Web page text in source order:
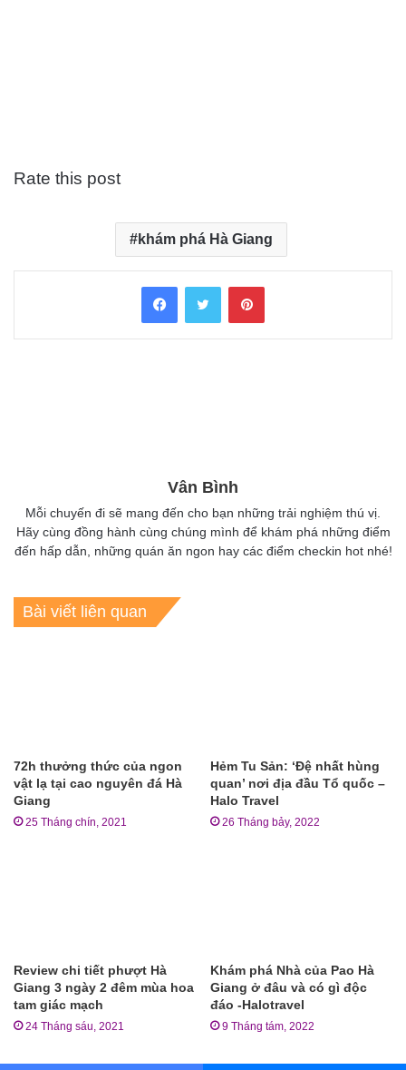
Rate this post
khám phá Hà Giang
FacebookTwitter Pinterest
Vân Bình
Mỗi chuyến đi sẽ mang đến cho bạn những trải nghiệm thú vị.
Hãy cùng đồng hành cùng chúng mình để khám phá những điểm
đến hấp dẫn, những quán ăn ngon hay các điểm checkin hot nhé!
Bài viết liên quan
72h thưởng thức của ngon
vật lạ tại cao nguyên đá Hà
Giang
25 Tháng chín, 2021
Hẻm Tu Sản: ‘Đệ nhất hùng
quan’ nơi địa đầu Tổ quốc –
Halo Travel
26 Tháng bảy, 2022
Review chi tiết phượt Hà
Giang 3 ngày 2 đêm mùa hoa
tam giác mạch
24 Tháng sáu, 2021
Khám phá Nhà của Pao Hà
Giang ở đâu và có gì độc
đáo -Halotravel
9 Tháng tám, 2022